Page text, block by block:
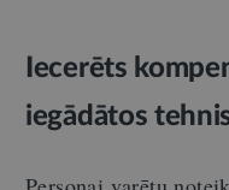
Iecerēts
iegādātos